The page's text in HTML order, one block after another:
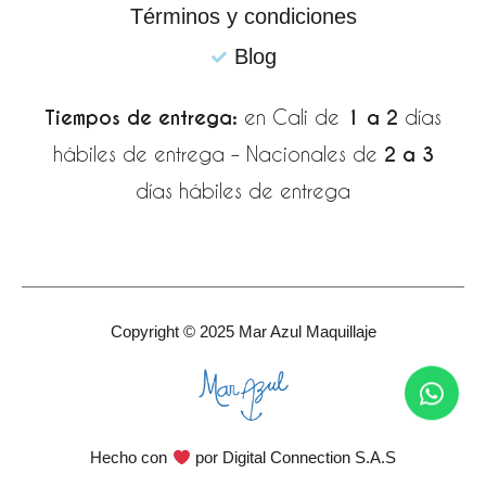
Términos y condiciones
Blog
Tiempos de entrega: en Cali de 1 a 2 días
hábiles de entrega – Nacionales de 2 a 3
días hábiles de entrega
Copyright © 2025 Mar Azul Maquillaje
Hecho con por Digital Connection S.A.S